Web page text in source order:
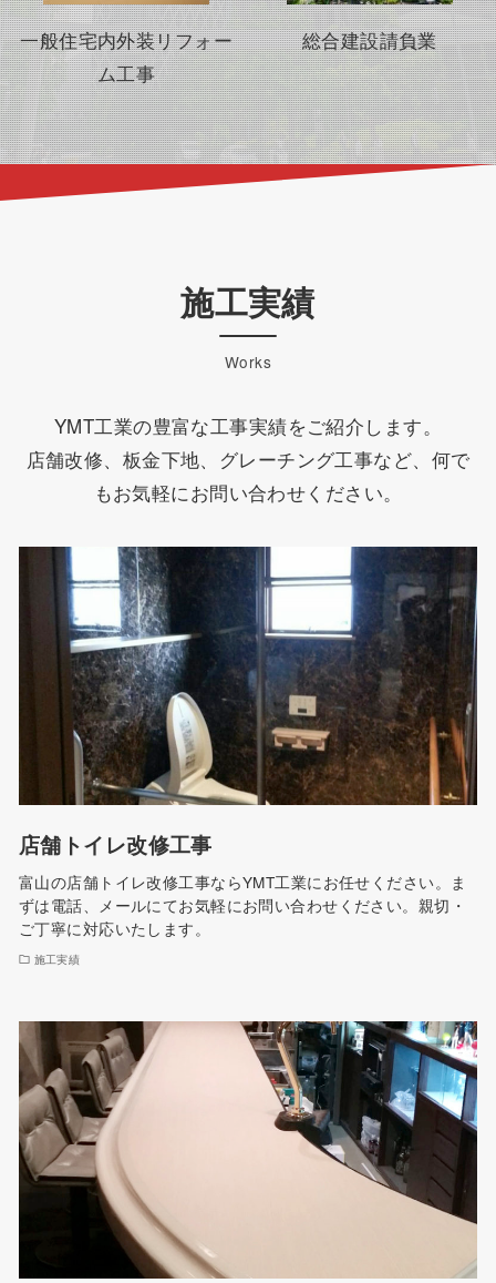
一般住宅内外装リフォー
ム工事
総合建設請負業
施工実績
Works
YMT工業の豊富な工事実績をご紹介します。
店舗改修、板金下地、グレーチング工事など、何で
もお気軽にお問い合わせください。
店舗トイレ改修工事
富山の店舗トイレ改修工事ならYMT工業にお任せください。ま
ずは電話、メールにてお気軽にお問い合わせください。親切・
ご丁寧に対応いたします。
施工実績